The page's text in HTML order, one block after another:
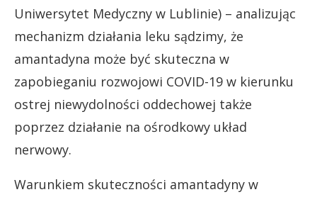
Uniwersytet Medyczny w Lublinie) – analizując
mechanizm działania leku sądzimy, że
amantadyna może być skuteczna w
zapobieganiu rozwojowi COVID-19 w kierunku
ostrej niewydolności oddechowej także
poprzez działanie na ośrodkowy układ
nerwowy.
Warunkiem skuteczności amantadyny w